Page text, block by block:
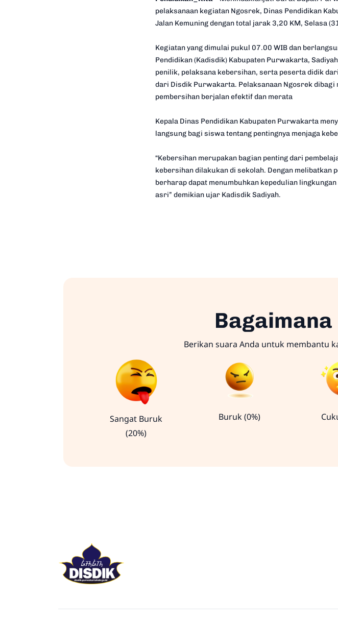
pelaksanaan kegiatan Ngosrek, Dinas Pendidikan
Jalan Kemuning dengan total jarak 3,20 KM, Selasa
Kegiatan yang dimulai pukul 07.00 WIB dan
Pendidikan (Kadisdik) Kabupaten Purwakarta,
penilik, pelaksana kebersihan, serta peserta didik
dari Disdik Purwakarta. Pelaksanaan Ngosrek
pembersihan berjalan efektif dan merata
Kepala Dinas Pendidikan Kabupaten Purwakarta
langsung bagi siswa tentang pentingnya menjaga
“Kebersihan merupakan bagian penting dari
kebersihan dilakukan di sekolah. Dengan melibatkan
berharap dapat menumbuhkan kepedulian
asri” demikian ujar Kadisdik Sadiyah.
Bagaimana
Berikan suara Anda untuk membantu
Sangat Buruk
(20%)
Buruk (0%)